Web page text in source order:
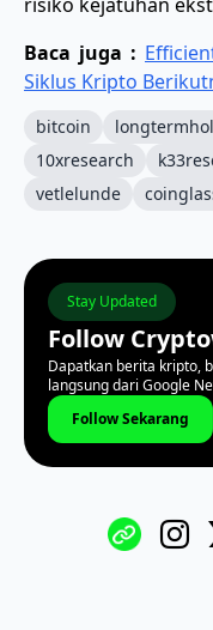
Baca juga :
Siklus Kripto
bitcoin
10xresearch
vetlelunde
Stay Updated
Follow
Dapatkan berita kripto,
langsung dari Google
Follow Sekarang